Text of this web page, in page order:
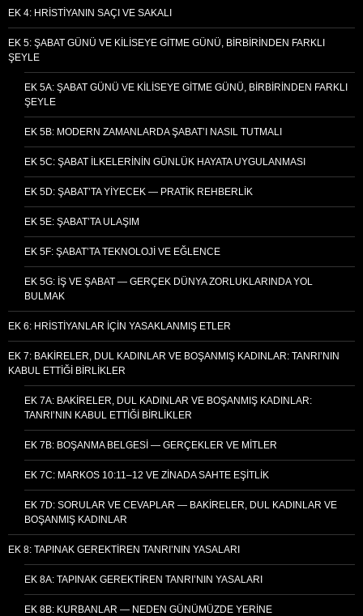
EK 4: HRISTIYANIN SAÇI VE SAKALI
EK 5: ŞABAT GÜNÜ VE KILISEYE GITME GÜNÜ, BIRBIRINDEN FARKLI
ŞEYLE
EK 5A: ŞABAT GÜNÜ VE KILISEYE GITME GÜNÜ, BIRBIRINDEN FARKLI
ŞEYLE
EK 5B: MODERN ZAMANLARDA ŞABAT’I NASIL TUTMALI
EK 5C: ŞABAT İLKELERININ GÜNLÜK HAYATA UYGULANMASI
EK 5D: ŞABAT’TA YIYECEK — PRATIK REHBERLIK
EK 5E: ŞABAT’TA ULAŞIM
EK 5F: ŞABAT’TA TEKNOLOJI VE EĞLENCE
EK 5G: İŞ VE ŞABAT — GERÇEK DÜNYA ZORLUKLARINDA YOL
BULMAK
EK 6: HRISTIYANLAR İÇIN YASAKLANMIŞ ETLER
EK 7: BAKIRELER, DUL KADINLAR VE BOŞANMIŞ KADINLAR: TANRI’NIN
KABUL ETTIĞI BIRLIKLER
EK 7A: BAKIRELER, DUL KADINLAR VE BOŞANMIŞ KADINLAR:
TANRI’NIN KABUL ETTIĞI BIRLIKLER
EK 7B: BOŞANMA BELGESI — GERÇEKLER VE MITLER
EK 7C: MARKOS 10:11–12 VE ZINADA SAHTE EŞITLIK
EK 7D: SORULAR VE CEVAPLAR — BAKIRELER, DUL KADINLAR VE
BOŞANMIŞ KADINLAR
EK 8: TAPINAK GEREKTIREN TANRI’NIN YASALARI
EK 8A: TAPINAK GEREKTIREN TANRI’NIN YASALARI
EK 8B: KURBANLAR — NEDEN GÜNÜMÜZDE YERINE